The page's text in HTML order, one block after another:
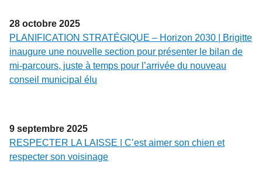
28 octobre 2025
PLANIFICATION STRATÉGIQUE – Horizon 2030 | Brigitte
inaugure une nouvelle section pour présenter le bilan de
mi-parcours, juste à temps pour l’arrivée du nouveau
conseil municipal élu
9 septembre 2025
RESPECTER LA LAISSE | C’est aimer son chien et
respecter son voisinage